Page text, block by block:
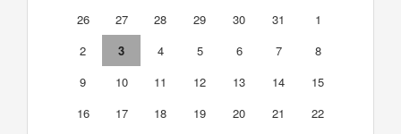
26
27 28 29 30 31
1
2
3 4 5 6 7
8
9
10 11 12 13 14
15
16
17 18 19 20 21
22